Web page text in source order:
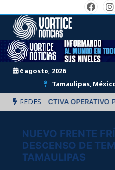
to
content
"Informando al mundo
6 agosto, 2026
Tamaulipas,
REDES
ACTIVA OPERATIVO POR
NUEVO FRENTE
DESCENSO DE
TAMAULIPAS